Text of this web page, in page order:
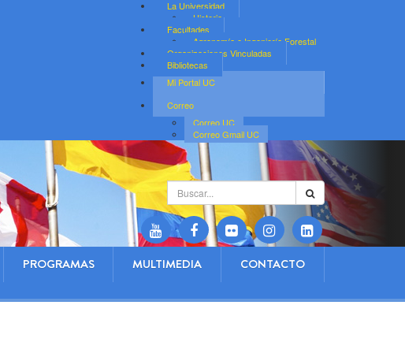
La Universidad
Historia
Facultades
Agronomía e Ingeniería Forestal
Organizaciones Vinculadas
Bibliotecas
Mi Portal UC
Correo
Correo UC
Correo Gmail UC
Buscar...
PROGRAMAS MULTIMEDIA CONTACTO